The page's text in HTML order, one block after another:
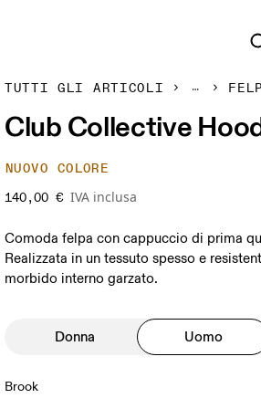
TUTTI GLI ARTICOLI
Club Collective
NUOVO COLORE
140,00 € IVA inclusa
Comoda felpa con cappuccio di prima
Realizzata in un tessuto spesso e
morbido interno garzato.
Donna Uomo
Brook